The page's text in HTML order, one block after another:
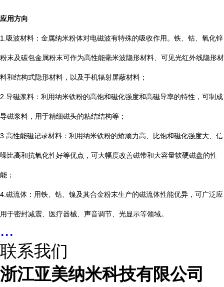
应用方向
1.吸波材料：金属纳米粉体对电磁波有特殊的吸收作用。铁、钴、氧化锌
粉末及碳包金属粉末可作为高性能毫米波隐形材料、可见光红外线隐形材
料和结构式隐形材料，以及手机辐射屏蔽材料；
2.导磁浆料：利用纳米铁粉的高饱和磁化强度和高磁导率的特性，可制成
导磁浆料，用于精细磁头的粘结结构等；
3.高性能磁记录材料：利用纳米铁粉的矫顽力高、比饱和磁化强度大、信
噪比高和抗氧化性好等优点，可大幅度改善磁带和大容量软硬磁盘的性
能；
4.磁流体：用铁、钴、镍及其合金粉末生产的磁流体性能优异，可广泛应
用于密封减震、医疗器械、声音调节、光显示等领域。
...
联系我们
浙江亚美纳米科技有限公司